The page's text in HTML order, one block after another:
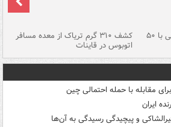
قاتلان پیرزن ۷۰ ساله همدانی با ۵۰ کشف ۳۱۰ گرم تریاک از معده مسافر
اتوبوس در قاینات
مقابله با حمله احتمالی چین
ایران
و پیچیدگی رسیدگی به آن‌ها